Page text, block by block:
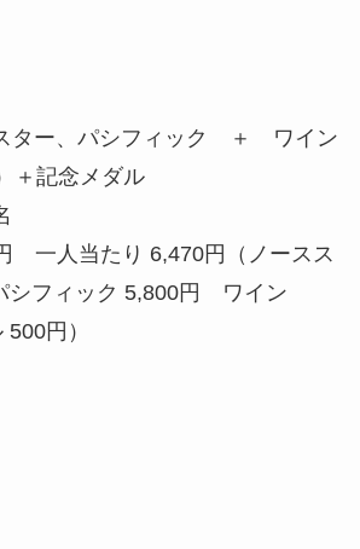
ター、パシフィック ＋ ワイン
＋記念メダル
一人当たり 6,470円（ノースス
フィック 5,800円 ワイン
円）